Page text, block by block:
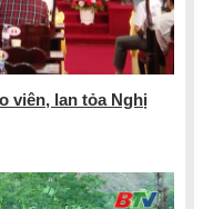
viên, lan tỏa Nghị